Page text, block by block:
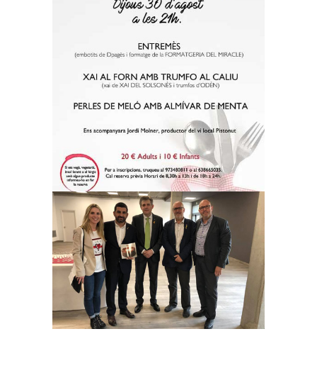
Sopar Maridatge al
Coneixem el
Conseller del
Departament de
Treball, Afers Socials